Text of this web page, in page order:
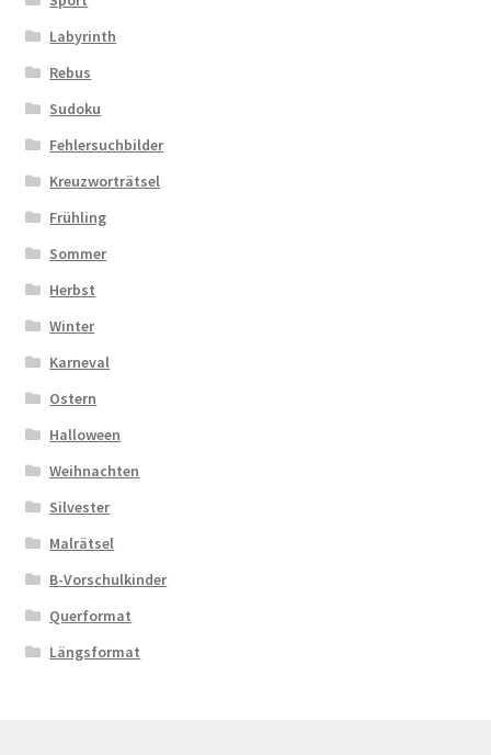
Labyrinth
Rebus
Sudoku
Fehlersuchbilder
Kreuzworträtsel
Frühling
Sommer
Herbst
Winter
Karneval
Ostern
Halloween
Weihnachten
Silvester
Malrätsel
B-Vorschulkinder
Querformat
Längsformat